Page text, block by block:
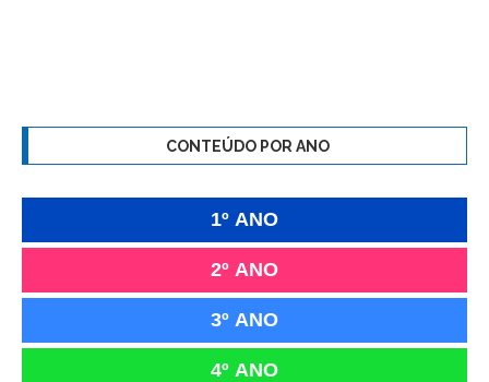
CONTEÚDO POR ANO
1º ANO
2º ANO
3º ANO
4º ANO